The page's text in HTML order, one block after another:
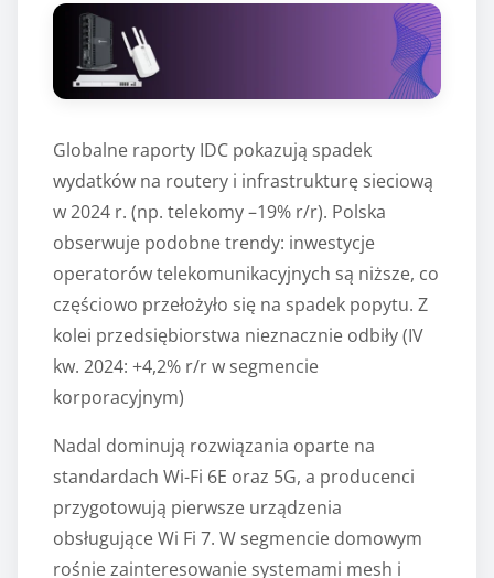
Globalne raporty IDC pokazują spadek
wydatków na routery i infrastrukturę sieciową
w 2024 r. (np. telekomy –19% r/r). Polska
obserwuje podobne trendy: inwestycje
operatorów telekomunikacyjnych są niższe, co
częściowo przełożyło się na spadek popytu. Z
kolei przedsiębiorstwa nieznacznie odbiły (IV
kw. 2024: +4,2% r/r w segmencie
korporacyjnym)
Nadal dominują rozwiązania oparte na
standardach Wi-Fi 6E oraz 5G, a producenci
przygotowują pierwsze urządzenia
obsługujące Wi Fi 7. W segmencie domowym
rośnie zainteresowanie systemami mesh i